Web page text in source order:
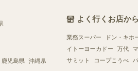
鹿児島県 沖縄県
よく行くお店か
業務スーパー ドン・キホ
イトーヨーカドー
万代
サミット
コープこうべ